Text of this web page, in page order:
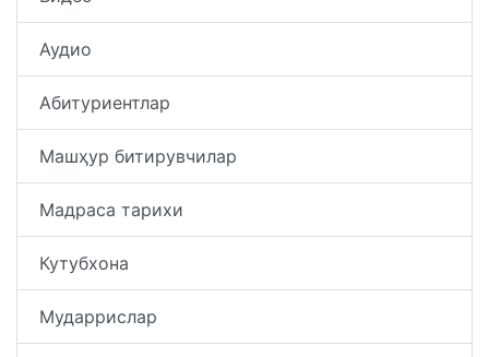
Аудио
Абитуриентлар
Машҳур битирувчилар
Мадраса тарихи
Кутубхона
Мударрислар